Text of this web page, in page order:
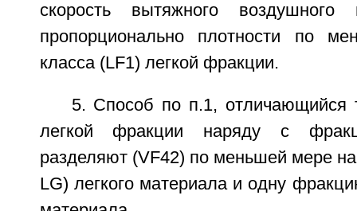
скорость вытяжного воздушного
пропорционально плотности по
класса (LF1) легкой фракции.
5. Способ по п.1, отличающийся
легкой фракции наряду с
разделяют (VF42) по меньшей мере
LG) легкого материала и одну